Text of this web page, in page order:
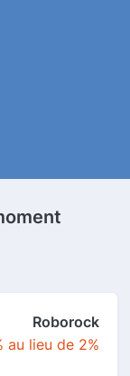
Roborock
au lieu de 2%